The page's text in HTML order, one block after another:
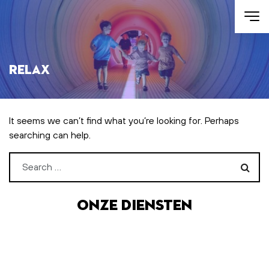
Skip to main content
Relax
It seems we can’t find what you’re looking for. Perhaps
searching can help.
Onze diensten